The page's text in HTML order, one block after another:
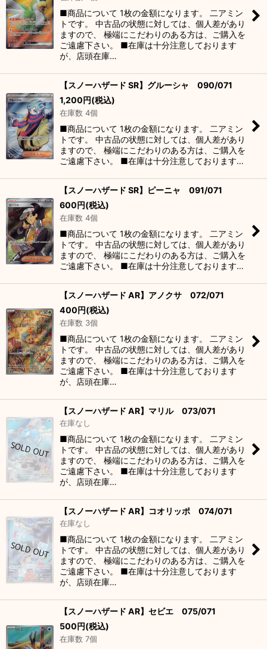
■商品について 1枚の金額になります。 二アミン
トです。 中古品の状態に対しては、個人差があり
ますので、 極端にこだわりのある方は、ご購入を
ご遠慮下さい。 ■在庫は十分注意しております
が、店頭在庫…
【スノーハザード SR】グルーシャ 090/071
1,200円(税込)
在庫数 4個
■商品について 1枚の金額になります。 二アミン
トです。 中古品の状態に対しては、個人差があり
ますので、 極端にこだわりのある方は、ご購入を
ご遠慮下さい。 ■在庫は十分注意しております…
【スノーハザード SR】ピーニャ 091/071
600円(税込)
在庫数 4個
■商品について 1枚の金額になります。 二アミン
トです。 中古品の状態に対しては、個人差があり
ますので、 極端にこだわりのある方は、ご購入を
ご遠慮下さい。 ■在庫は十分注意しております…
【スノーハザード AR】アノクサ 072/071
400円(税込)
在庫数 3個
■商品について 1枚の金額になります。 二アミン
トです。 中古品の状態に対しては、個人差があり
ますので、 極端にこだわりのある方は、ご購入を
ご遠慮下さい。 ■在庫は十分注意しております
が、店頭在庫…
【スノーハザード AR】マリル 073/071
在庫なし
■商品について 1枚の金額になります。 二アミン
トです。 中古品の状態に対しては、個人差があり
ますので、 極端にこだわりのある方は、ご購入を
ご遠慮下さい。 ■在庫は十分注意しております
が、店頭在庫…
【スノーハザード AR】コオリッポ 074/071
在庫なし
■商品について 1枚の金額になります。 二アミン
トです。 中古品の状態に対しては、個人差があり
ますので、 極端にこだわりのある方は、ご購入を
ご遠慮下さい。 ■在庫は十分注意しております
が、店頭在庫…
【スノーハザード AR】セビエ 075/071
500円(税込)
在庫数 7個